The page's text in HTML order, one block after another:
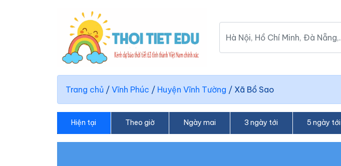
Trang chủ / Vĩnh Phúc / Huyện Vĩnh Tường / Xã Bồ Sao
Hiện tại Theo giờ Ngày mai 3 ngày tới 5 ngày tới